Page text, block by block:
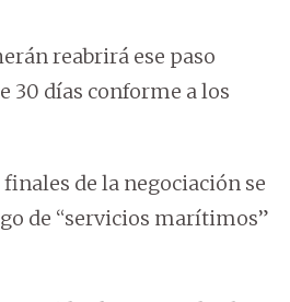
reabrirá ese paso
30 días conforme a los
de la negociación se
de “servicios marítimos”